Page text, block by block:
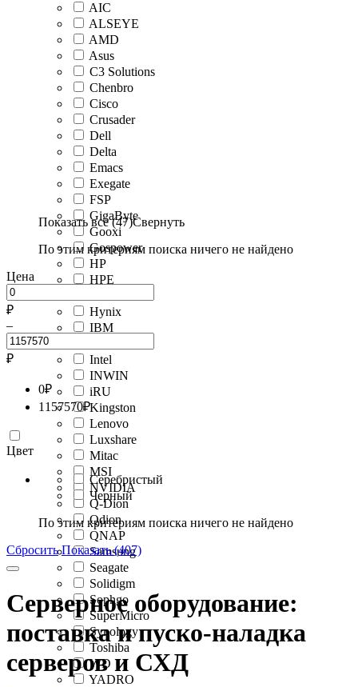
AIC
ALSEYE
AMD
Asus
C3 Solutions
Chenbro
Cisco
Crusader
Dell
Delta
Emacs
Exegate
FSP
GigaByte
Gooxi
Gospower
HP
HPE
Hynix
IBM
Intel
INWIN
iRU
Kingston
Lenovo
Luxshare
Mitac
MSI
NVIDIA
Q-Dion
Qdion
QNAP
Samsung
Seagate
Solidigm
Sophgo
SuperMicro
Synology
Toshiba
WD
YADRO
Показать все (47)Свернуть
По этим критериям поиска ничего не найдено
Цена
₽
–
₽
0₽
1157570₽
Цвет
Серебристый
Черный
По этим критериям поиска ничего не найдено
Сбросить Показать (407)
Серверное оборудование:
поставка и пуско-наладка
серверов и СХД